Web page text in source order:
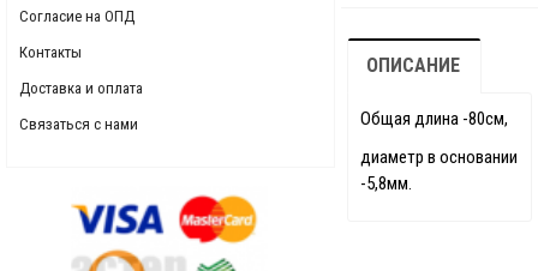
Согласие на ОПД
Контакты
Доставка и оплата
Связаться с нами
ОПИСАНИЕ
Общая длина -80см,
диаметр в основании
-5,8мм.